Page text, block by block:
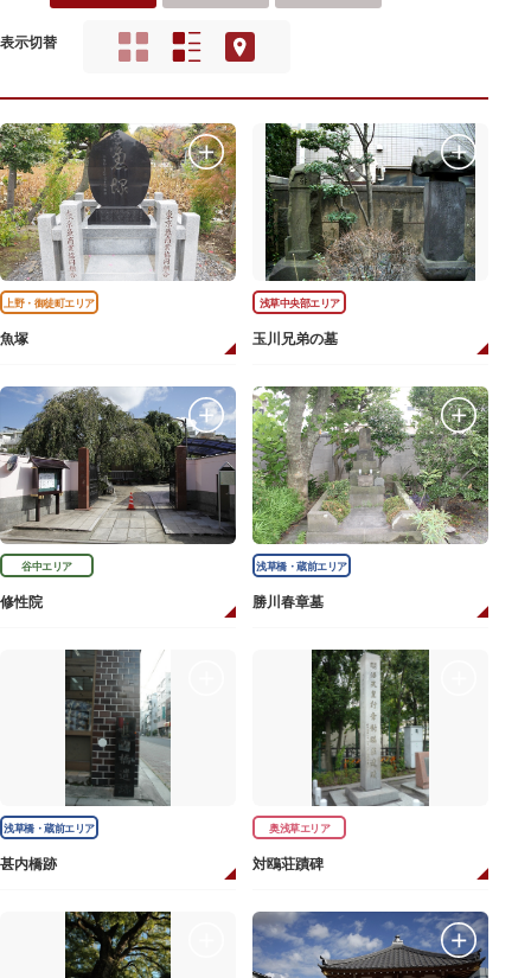
表示切替
上野・御徒町エリア
魚塚
浅草中央部エリア
玉川兄弟の墓
谷中エリア
修性院
浅草橋・蔵前エリア
勝川春章墓
浅草橋・蔵前エリア
甚内橋跡
奥浅草エリア
対鴎荘蹟碑